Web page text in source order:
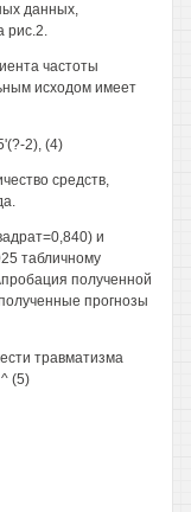
данных,
рис.2.
частоты
исходом имеет
2), (4)
средств,
и
табличному
полученной
прогнозы
травматизма
(5)